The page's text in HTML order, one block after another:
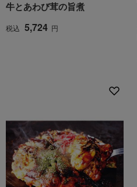
牛とあわび茸の旨煮
税込 5,724 円